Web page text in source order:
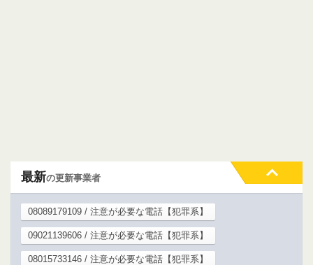
最新の更新事業者
08089179109 / 注意が必要な電話【犯罪系】
09021139606 / 注意が必要な電話【犯罪系】
08015733146 / 注意が必要な電話【犯罪系】